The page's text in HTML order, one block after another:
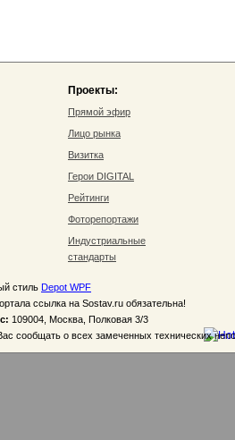
Проекты:
Прямой эфир
Лицо рынка
Визитка
Герои DIGITAL
Рейтинги
Фоторепортажи
Индустриальные
стандарты
стиль Depot WPF
ссылка на Sostav.ru обязательна!
109004, Москва, Полковая 3/3
сообщать о всех замеченных технических